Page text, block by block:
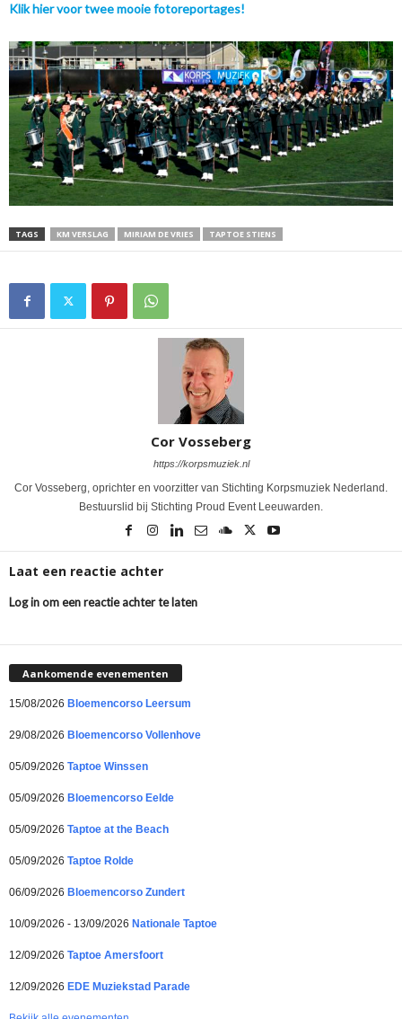
Klik hier voor twee mooie fotoreportages!
TAGS KM VERSLAG MIRIAM DE VRIES TAPTOE STIENS
Cor Vosseberg
https://korpsmuziek.nl
Cor Vosseberg, oprichter en voorzitter van Stichting Korpsmuziek Nederland.
Bestuurslid bij Stichting Proud Event Leeuwarden.
Laat een reactie achter
Log in om een reactie achter te laten
Aankomende evenementen
15/08/2026 Bloemencorso Leersum
29/08/2026 Bloemencorso Vollenhove
05/09/2026 Taptoe Winssen
05/09/2026 Bloemencorso Eelde
05/09/2026 Taptoe at the Beach
05/09/2026 Taptoe Rolde
06/09/2026 Bloemencorso Zundert
10/09/2026 - 13/09/2026 Nationale Taptoe
12/09/2026 Taptoe Amersfoort
12/09/2026 EDE Muziekstad Parade